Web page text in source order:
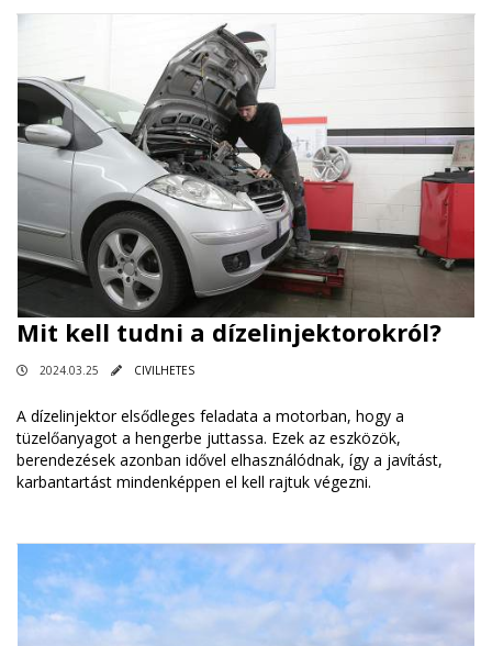
Mit kell tudni a dízelinjektorokról?
2024.03.25 CIVILHETES
A dízelinjektor elsődleges feladata a motorban, hogy a
tüzelőanyagot a hengerbe juttassa. Ezek az eszközök,
berendezések azonban idővel elhasználódnak, így a javítást,
karbantartást mindenképpen el kell rajtuk végezni.